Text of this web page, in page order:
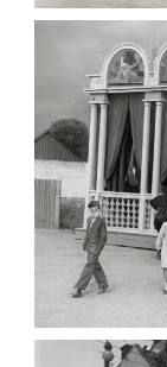
1903